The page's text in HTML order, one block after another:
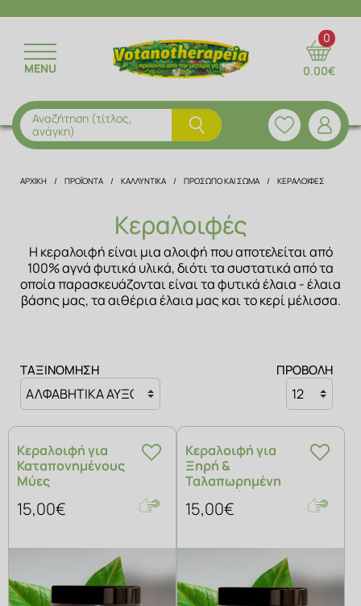
MENU 0.00€
0
Αναζήτηση (τίτλος,
ανάγκη)
ΒΟΤΑΝΑ
ΦΥΤΙΚΑ ΡΟΦΗΜΑΤΑ ΒΟΤΑΝΩΝ
ΤΣΑΓΙΑ
ΑΙΘΕΡΙΑ ΕΛΑΙΑ
ΑΡΩΜΑΤΙΚΑ ΕΛΑΙΑ
ΑΛΑΤΑ ΜΠΑΝΙΟΥ
ΑΝΔΡΙΚΗ ΦΡΟΝΤΙΔΑ
ΠΡΟΙΟΝΤΑ ΑΛΟΗΣ
ΠΡΟΣΩΠΟ & ΣΩΜΑ
ΣΑΠΟΥΝΙΑ
ΑΝΘΟΝΕΡΑ
ΑΠΟΞΗΡΑΜΕΝΑ ΦΡΟΥΤΑ
ΠΡΩΤΕΙΝΕΣ
ΥΠΕΡΤΡΟΦΕΣ
ΔΙΑΤΡΟΦΗ & ΣΥΜΒΟΥΛΕΣ
ΣΥΝΤΑΓΕΣ
ΑΡΧΙΚΗ ΠΡΟΪΌΝΤΑ ΚΑΛΛΥΝΤΙΚΆ ΠΡΌΣΩΠΟ ΚΑΙ ΣΏΜΑ ΚΕΡΑΛΟΙΦΈΣ
Κεραλοιφές
Η κεραλοιφή είναι μια αλοιφή που αποτελείται από
100% αγνά φυτικά υλικά, διότι τα συστατικά από τα
οποία παρασκευάζονται είναι τα φυτικά έλαια - έλαια
βάσης μας, τα αιθέρια έλαια μας και το κερί μέλισσα.
ΤΑΞΙΝΟΜΗΣΗ ΠΡΟΒΟΛΗ
Κεραλοιφή για
Καταπονημένους
Μύες
15,00€
Κεραλοιφή για
Ξηρή &
Ταλαπωρημένη
Επιδερμίδα
15,00€